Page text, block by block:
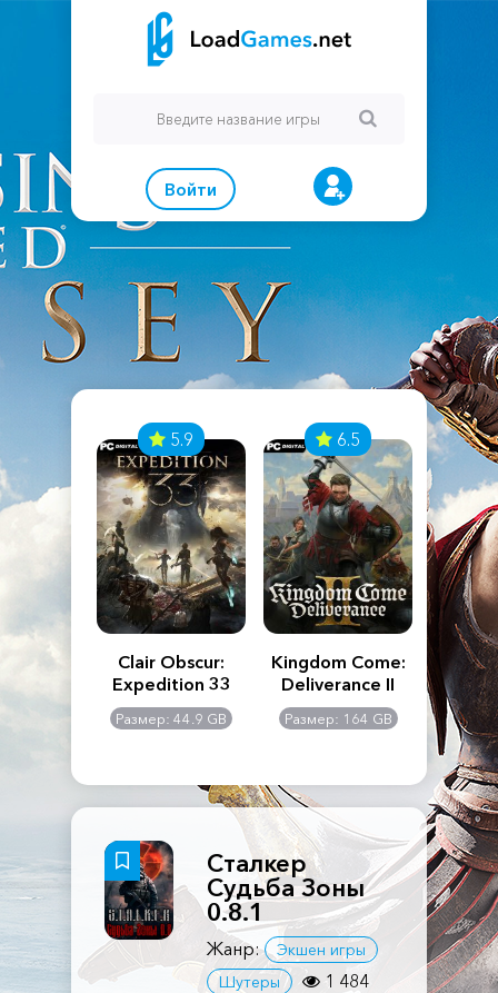
Войти
Creed
5.9
Clair Obscur:
Expedition 33
Размер: 44.9 GB
6.5
Kingdom Come:
Deliverance II
Размер: 164 GB
The
Сталкер
Судьба Зоны
0.8.1
Жанр:
Экшен игры
Шутеры
1 484